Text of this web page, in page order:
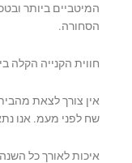
המיטביים ביותר
הסחורה.
חווית הקנייה הקלה
שח לפני מעמ. אנו
איכות לאורך כל השנה